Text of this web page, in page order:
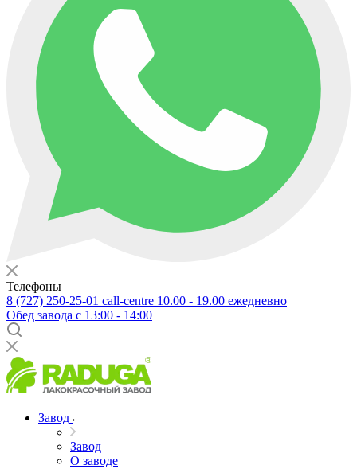
Телефоны
8 (727) 250-25-01 call-centre 10.00 - 19.00 ежедневно
Обед завода с 13:00 - 14:00
Завод
Завод
О заводе